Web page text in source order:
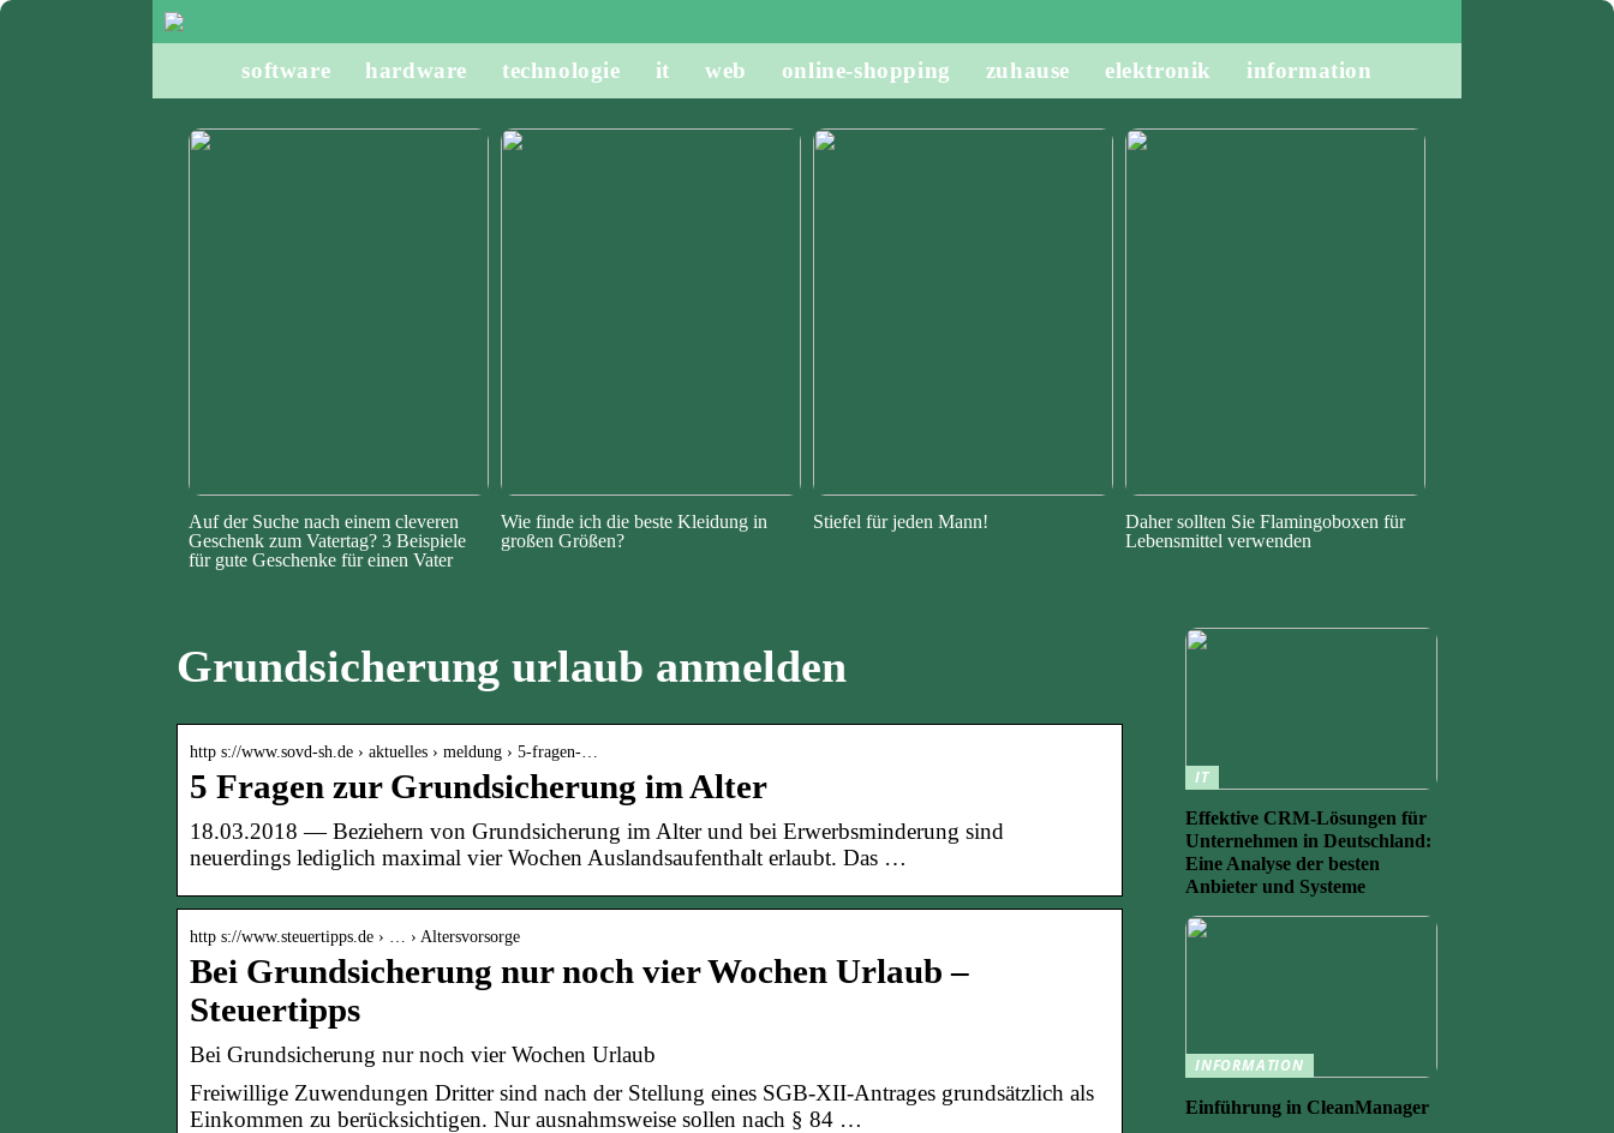
software hardware technologie it web online-shopping zuhause elektronik information
Auf der Suche nach einem cleveren
Geschenk zum Vatertag? 3 Beispiele
für gute Geschenke für einen Vater
Wie finde ich die beste Kleidung in
großen Größen?
Stiefel für jeden Mann!
Daher sollten Sie Flamingoboxen für
Lebensmittel verwenden
Grundsicherung urlaub anmelden
http s://www.sovd-sh.de › aktuelles › meldung › 5-fragen-…
5 Fragen zur Grundsicherung im Alter
18.03.2018 — Beziehern von Grundsicherung im Alter und bei Erwerbsminderung sind
neuerdings lediglich maximal vier Wochen Auslandsaufenthalt erlaubt. Das …
http s://www.steuertipps.de › … › Altersvorsorge
Bei Grundsicherung nur noch vier Wochen Urlaub –
Steuertipps
Bei Grundsicherung nur noch vier Wochen Urlaub
Freiwillige Zuwendungen Dritter sind nach der Stellung eines SGB-XII-Antrages grundsätzlich als
Einkommen zu berücksichtigen. Nur ausnahmsweise sollen nach § 84 …
IT
Effektive CRM-Lösungen für
Unternehmen in Deutschland:
Eine Analyse der besten
Anbieter und Systeme
INFORMATION
Einführung in CleanManager